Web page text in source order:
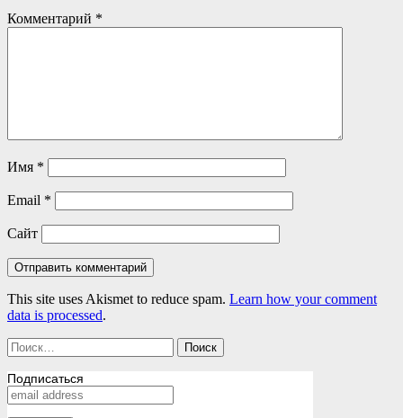
Комментарий *
Имя *
Email *
Сайт
This site uses Akismet to reduce spam. Learn how your comment
data is processed.
Найти:
Подписаться